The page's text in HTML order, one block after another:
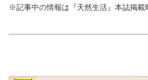
※記事中の情報は『天然生活』本誌掲載